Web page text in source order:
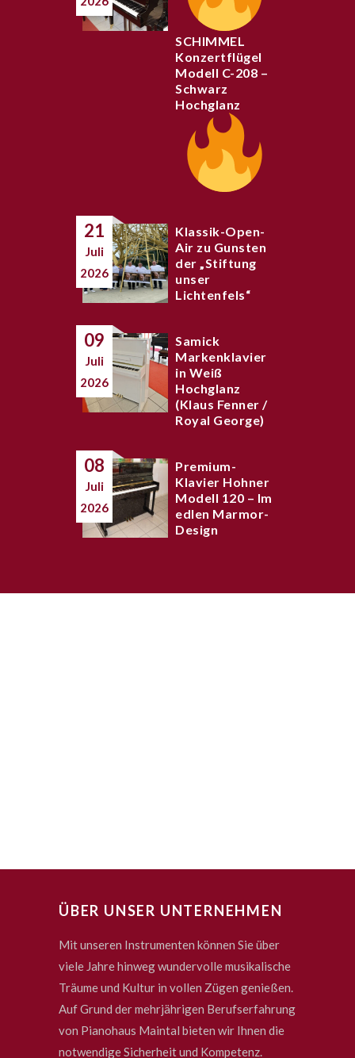
SCHIMMEL
Konzertflügel
Modell C-208 –
Schwarz
Hochglanz
21
Juli
2026
Klassik-Open-
Air zu Gunsten
der „Stiftung
unser
Lichtenfels“
09
Juli
2026
Samick
Markenklavier
in Weiß
Hochglanz
(Klaus Fenner /
Royal George)
08
Juli
2026
Premium-
Klavier Hohner
Modell 120 – Im
edlen Marmor-
Design
ÜBER UNSER UNTERNEHMEN
Mit unseren Instrumenten können Sie über
viele Jahre hinweg wundervolle musikalische
Träume und Kultur in vollen Zügen genießen.
Auf Grund der mehrjährigen Berufserfahrung
von Pianohaus Maintal bieten wir Ihnen die
notwendige Sicherheit und Kompetenz.